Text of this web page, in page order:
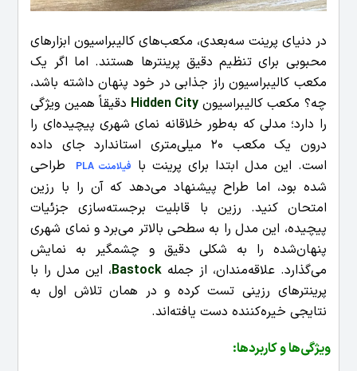
در دنیای پرینت سه‌بعدی، مکعب‌های کالیبراسیون ابزارهای
محبوبی برای تنظیم دقیق پرینترها هستند. اما اگر یک
مکعب کالیبراسیون راز جذابی در خود پنهان داشته باشد،
چه؟ مکعب کالیبراسیونHidden City دقیقاً همین ویژگی
را دارد؛ مدلی که به‌طور خلاقانه نمای شهری پیچیده‌ای را
درون یک مکعب 20 میلی‌متری استاندارد جای داده
است. این مدل ابتدا برای پرینت با فیلامنت PLA
طراحی
شده بود، اما طراح پیشنهاد می‌دهد که آن را با رزین
امتحان کنید. رزین با قابلیت برجسته‌سازی جزئیات
پیچیده، این مدل را به سطحی بالاتر می‌برد و نمای شهری
پنهان‌شده را به شکلی دقیق و چشمگیر به نمایش
می‌گذارد. علاقه‌مندان، از جمله Bastock، این مدل را با
پرینترهای رزینی تست کرده و در همان تلاش اول به
نتایجی خیره‌کننده دست یافته‌اند.
ویژگی‌ها و کاربردها: